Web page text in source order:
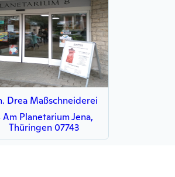
Drea Maßschneiderei
Am Planetarium Jena,
Thüringen 07743